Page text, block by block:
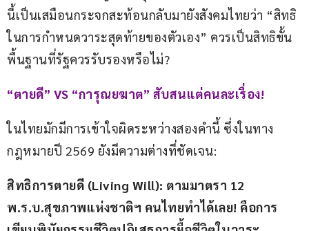
นี้เป็นเสมือนกระจกสะท้อนกลับมายังสังคมไทยว่า “สิทธิ
ในการกำหนดวาระสุดท้ายของตัวเอง” ควรเป็นสิทธิขั้น
พื้นฐานที่รัฐควรรับรองหรือไม่?
“ตายดี” VS “การุณยฆาต” สับสนแต่คนละเรื่อง!
ในไทยมักมีการเข้าใจผิดระหว่างสองคำนี้ ซึ่งในทาง
กฎหมายปี 2569 ยังมีความต่างที่ชัดเจน:
สิทธิการตายดี (Living Will): ตามมาตรา 12
พ.ร.บ.สุขภาพแห่งชาติฯ คนไทยทำได้เลย! คือการ